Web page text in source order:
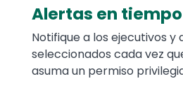
Alertas en
Notifique a los ejecutivos y
seleccionados cada vez
asuma un permiso